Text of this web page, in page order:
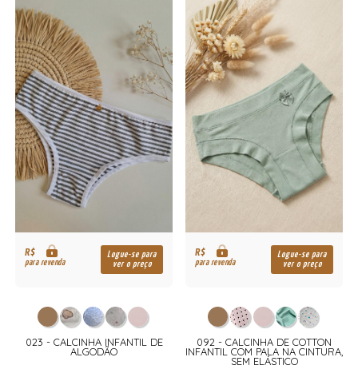
R$
para revenda
Logue-se para
ver o preço
023 - CALCINHA INFANTIL DE
ALGODÃO
R$
para revenda
Logue-se para
ver o preço
092 - CALCINHA DE COTTON
INFANTIL COM PALA NA CINTURA,
SEM ELÁSTICO